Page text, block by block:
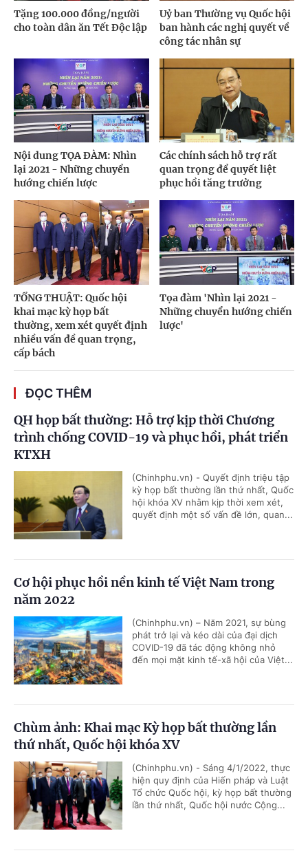
Tặng 100.000 đồng/người
cho toàn dân ăn Tết Độc lập
Uỷ ban Thường vụ Quốc hội
ban hành các nghị quyết về
công tác nhân sự
Nội dung TỌA ĐÀM: Nhìn
lại 2021 - Những chuyển
hướng chiến lược
Các chính sách hỗ trợ rất
quan trọng để quyết liệt
phục hồi tăng trưởng
TỔNG THUẬT: Quốc hội
khai mạc kỳ họp bất
thường, xem xét quyết định
nhiều vấn đề quan trọng,
cấp bách
Tọa đàm 'Nhìn lại 2021 -
Những chuyển hướng chiến
lược'
ĐỌC THÊM
QH họp bất thường: Hỗ trợ kịp thời Chương
trình chống COVID-19 và phục hồi, phát triển
KTXH
(Chinhphu.vn) - Quyết định triệu tập
kỳ họp bất thường lần thứ nhất, Quốc
hội khóa XV nhằm kịp thời xem xét,
quyết định một số vấn đề lớn, quan...
Cơ hội phục hồi nền kinh tế Việt Nam trong
năm 2022
(Chinhphu.vn) – Năm 2021, sự bùng
phát trở lại và kéo dài của đại dịch
COVID-19 đã tác động không nhỏ
đến mọi mặt kinh tế-xã hội của Việt...
Chùm ảnh: Khai mạc Kỳ họp bất thường lần
thứ nhất, Quốc hội khóa XV
(Chinhphu.vn) - Sáng 4/1/2022, thực
hiện quy định của Hiến pháp và Luật
Tổ chức Quốc hội, kỳ họp bất thường
lần thứ nhất, Quốc hội nước Cộng...